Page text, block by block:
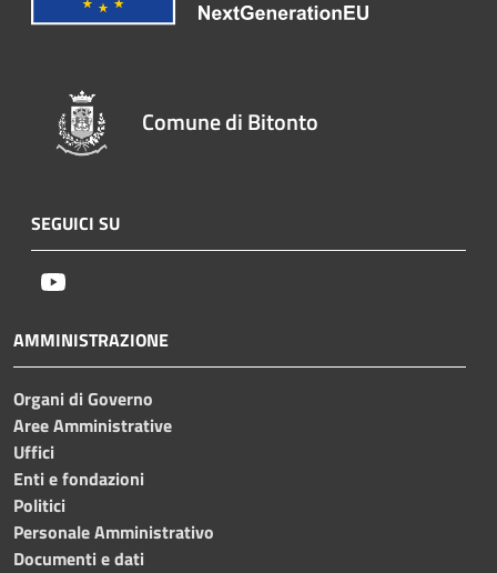
Comune di Bitonto
SEGUICI SU
AMMINISTRAZIONE
Organi di Governo
Aree Amministrative
Uffici
Enti e fondazioni
Politici
Personale Amministrativo
Documenti e dati